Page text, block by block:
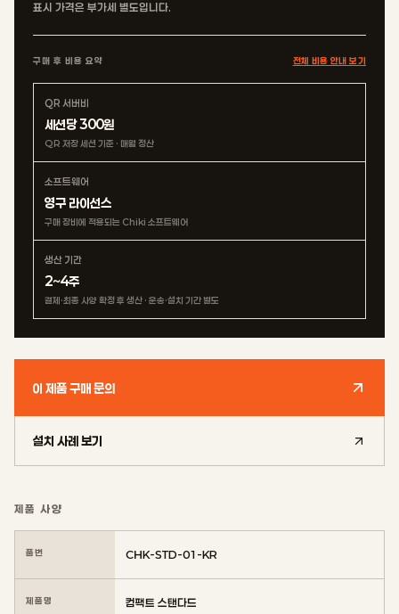
표시 가격은 부가세 별도입니다.
구매 후 비용 요약 전체 비용 안내 보기
QR 서버비
세션당 300원
QR 저장 세션 기준 · 매월 정산
소프트웨어
영구 라이선스
구매 장비에 적용되는 Chiki 소프트웨어
생산 기간
2~4주
결제·최종 사양 확정 후 생산 · 운송·설치 기간 별도
이 제품 구매 문의
설치 사례 보기
제품 사양
품번 CHK-STD-01-KR
제품명 컴팩트 스탠다드